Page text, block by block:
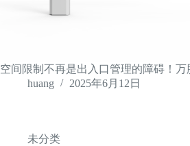
空间限制不再是出入口管理的障碍！
huang
2025年6月12日
未分类